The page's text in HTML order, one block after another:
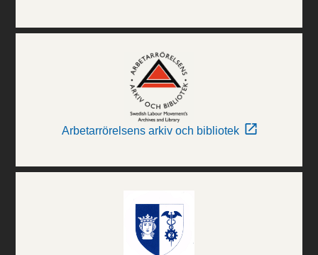
Arbetarrörelsens arkiv och bibliotek